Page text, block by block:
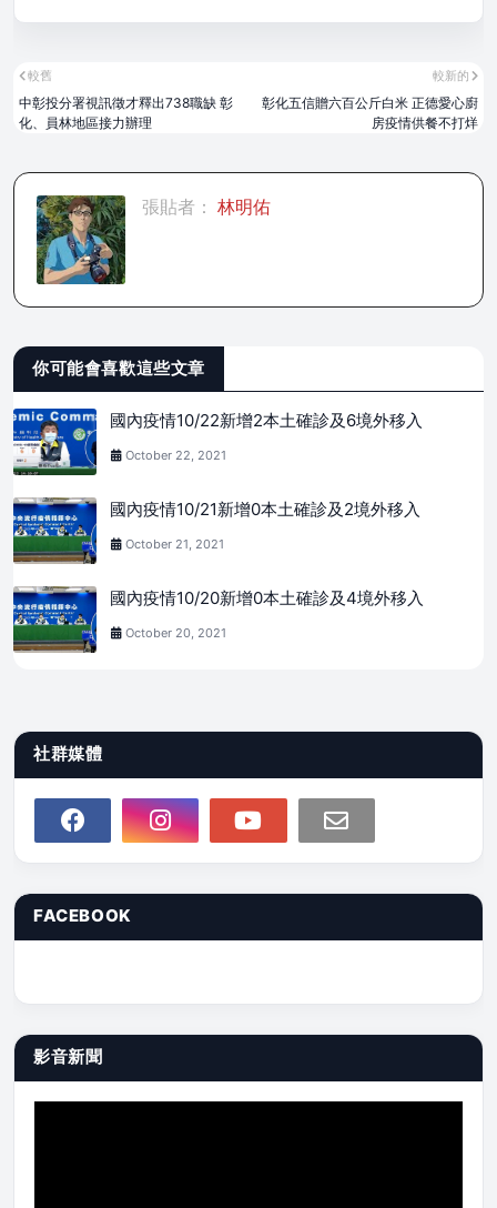
較新的
彰化五信贈六百公斤白米 正德愛心廚
房疫情供餐不打烊
較舊
中彰投分署視訊徵才釋出738職缺 彰
化、員林地區接力辦理
張貼者： 林明佑
你可能會喜歡這些文章
國內疫情10/22新增2本土確診及6境外移入
October 22, 2021
國內疫情10/21新增0本土確診及2境外移入
October 21, 2021
國內疫情10/20新增0本土確診及4境外移入
October 20, 2021
社群媒體
FACEBOOK
影音新聞